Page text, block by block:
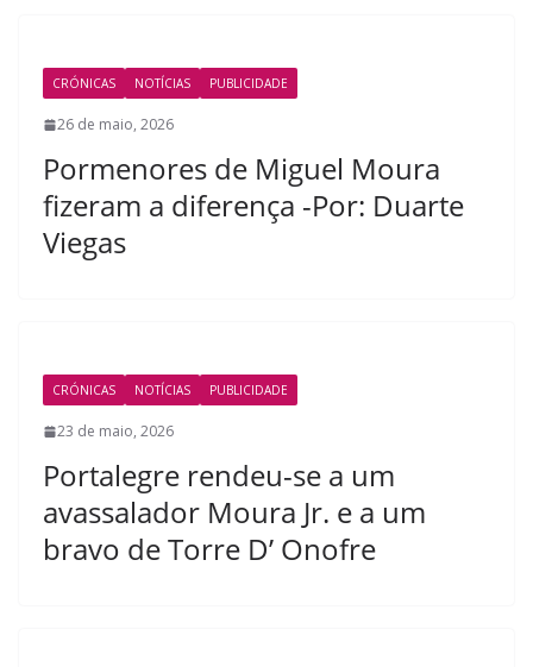
CRÓNICAS NOTÍCIAS PUBLICIDADE
26 de maio, 2026
Pormenores de Miguel Moura
fizeram a diferença -Por: Duarte
Viegas
CRÓNICAS NOTÍCIAS PUBLICIDADE
23 de maio, 2026
Portalegre rendeu-se a um
avassalador Moura Jr. e a um
bravo de Torre D’ Onofre